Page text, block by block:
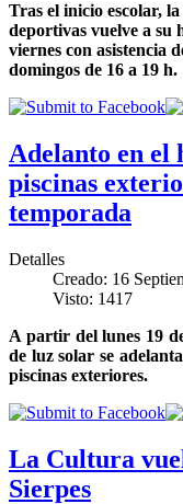
Tras el inicio escolar,
deportivas vuelve a su
viernes con asistencia
domingos de 16 a 19 h.
Adelanto en el
piscinas
temporada
Detalles
Creado: 16
Visto: 1417
A partir del lunes 19
de luz solar se
piscinas exteriores.
La Cultura
Sierpes